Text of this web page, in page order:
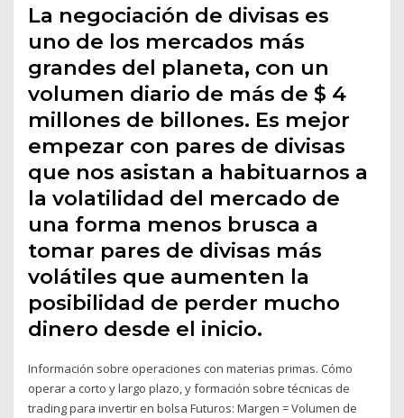
La negociación de divisas es
uno de los mercados más
grandes del planeta, con un
volumen diario de más de $ 4
millones de billones. Es mejor
empezar con pares de divisas
que nos asistan a habituarnos a
la volatilidad del mercado de
una forma menos brusca a
tomar pares de divisas más
volátiles que aumenten la
posibilidad de perder mucho
dinero desde el inicio.
Información sobre operaciones con materias primas. Cómo
operar a corto y largo plazo, y formación sobre técnicas de
trading para invertir en bolsa Futuros: Margen = Volumen de